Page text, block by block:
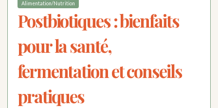
Alimentation/Nutrition
Postbiotiques : bienfaits
pour la santé,
fermentation et conseils
pratiques